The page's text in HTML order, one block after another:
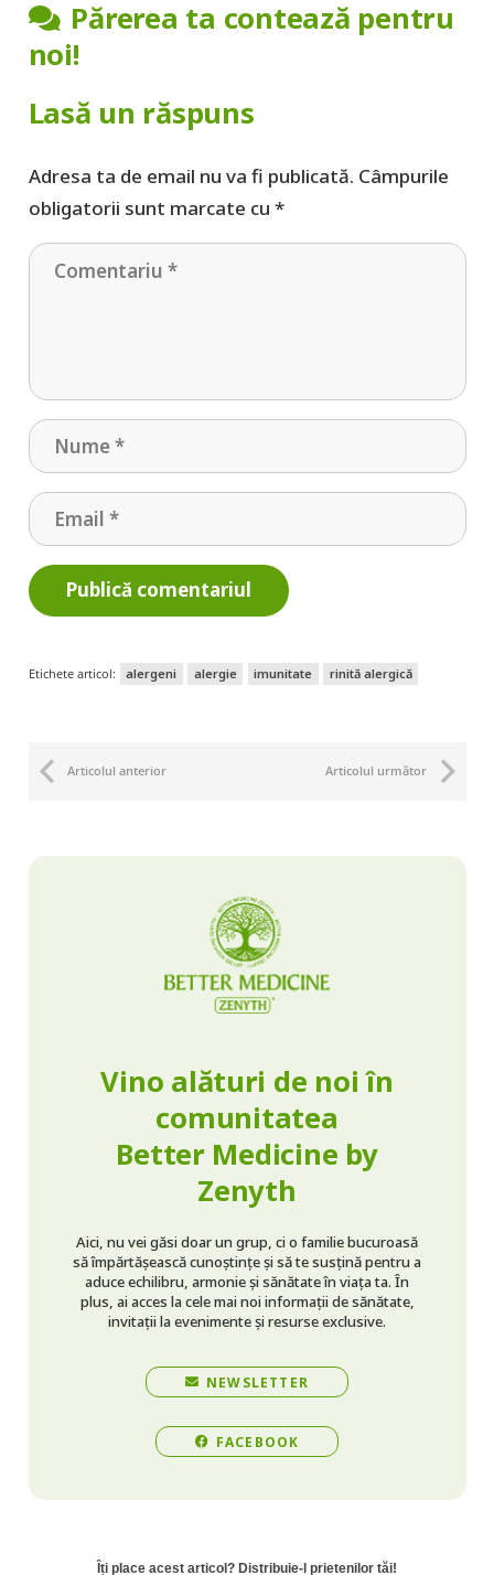
Părerea ta contează pentru
noi!
Lasă un răspuns
Adresa ta de email nu va fi publicată. Câmpurile
obligatorii sunt marcate cu *
Publică comentariul
Etichete articol: alergeni alergie imunitate rinită alergică
Articolul anterior Articolul următor
Vino alături de noi în
comunitatea
Better Medicine by
Zenyth
Aici, nu vei găsi doar un grup, ci o familie bucuroasă
să împărtășească cunoștințe și să te susțină pentru a
aduce echilibru, armonie și sănătate în viața ta. În
plus, ai acces la cele mai noi informații de sănătate,
invitații la evenimente și resurse exclusive.
NEWSLETTER
FACEBOOK